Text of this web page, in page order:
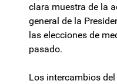
clara muestra de la
general de la
las elecciones de
pasado.
Los intercambios